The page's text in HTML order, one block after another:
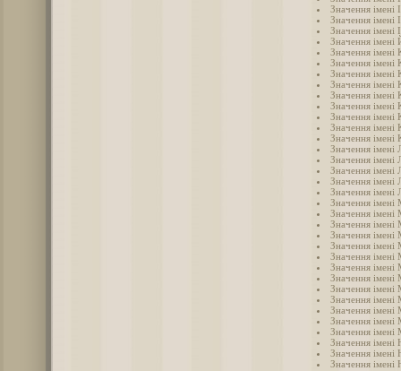
Значення імені
Значення імені
Значення імені
Значення імені
Значення імені
Значення імені
Значення імені
Значення імені
Значення імені
Значення імені
Значення імені
Значення імені
Значення імені
Значення імені
Значення імені
Значення імені
Значення імені
Значення імені
Значення імені
Значення імені
Значення імені
Значення імені
Значення імені
Значення імені
Значення імені
Значення
Значення
Значення імені
Значення імені
Значення імені
Значення імені
Значення імені
Значення імені
Значення імені